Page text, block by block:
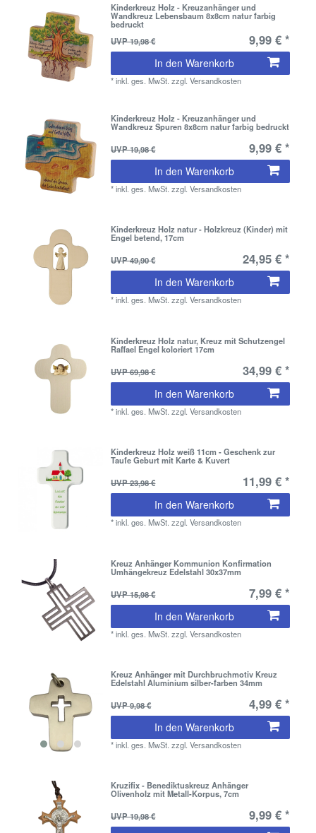
Kinderkreuz Holz - Kreuzanhänger und
Wandkreuz Lebensbaum 8x8cm natur farbig
bedruckt
UVP 19,98 €
9,99 € *
In den Warenkorb
*inkl. ges. MwSt. zzgl.Versandkosten
Kinderkreuz Holz - Kreuzanhänger und
Wandkreuz Spuren 8x8cm natur farbig bedruckt
UVP 19,98 €
9,99 € *
In den Warenkorb
*inkl. ges. MwSt. zzgl.Versandkosten
Kinderkreuz Holz natur - Holzkreuz (Kinder) mit
Engel betend, 17cm
UVP 49,90 €
24,95 € *
In den Warenkorb
*inkl. ges. MwSt. zzgl.Versandkosten
Kinderkreuz Holz natur, Kreuz mit Schutzengel
Raffael Engel koloriert 17cm
UVP 69,98 €
34,99 € *
In den Warenkorb
*inkl. ges. MwSt. zzgl.Versandkosten
Kinderkreuz Holz weiß 11cm - Geschenk zur
Taufe Geburt mit Karte & Kuvert
UVP 23,98 €
11,99 € *
In den Warenkorb
*inkl. ges. MwSt. zzgl.Versandkosten
Kreuz Anhänger Kommunion Konfirmation
Umhängekreuz Edelstahl 30x37mm
UVP 15,98 €
7,99 € *
In den Warenkorb
*inkl. ges. MwSt. zzgl.Versandkosten
Kreuz Anhänger mit Durchbruchmotiv Kreuz
Edelstahl Aluminium silber-farben 34mm
UVP 9,98 €
4,99 € *
In den Warenkorb
*inkl. ges. MwSt. zzgl.Versandkosten
Kruzifix - Benediktuskreuz Anhänger
Olivenholz mit Metall-Korpus, 7cm
UVP 19,98 €
9,99 € *